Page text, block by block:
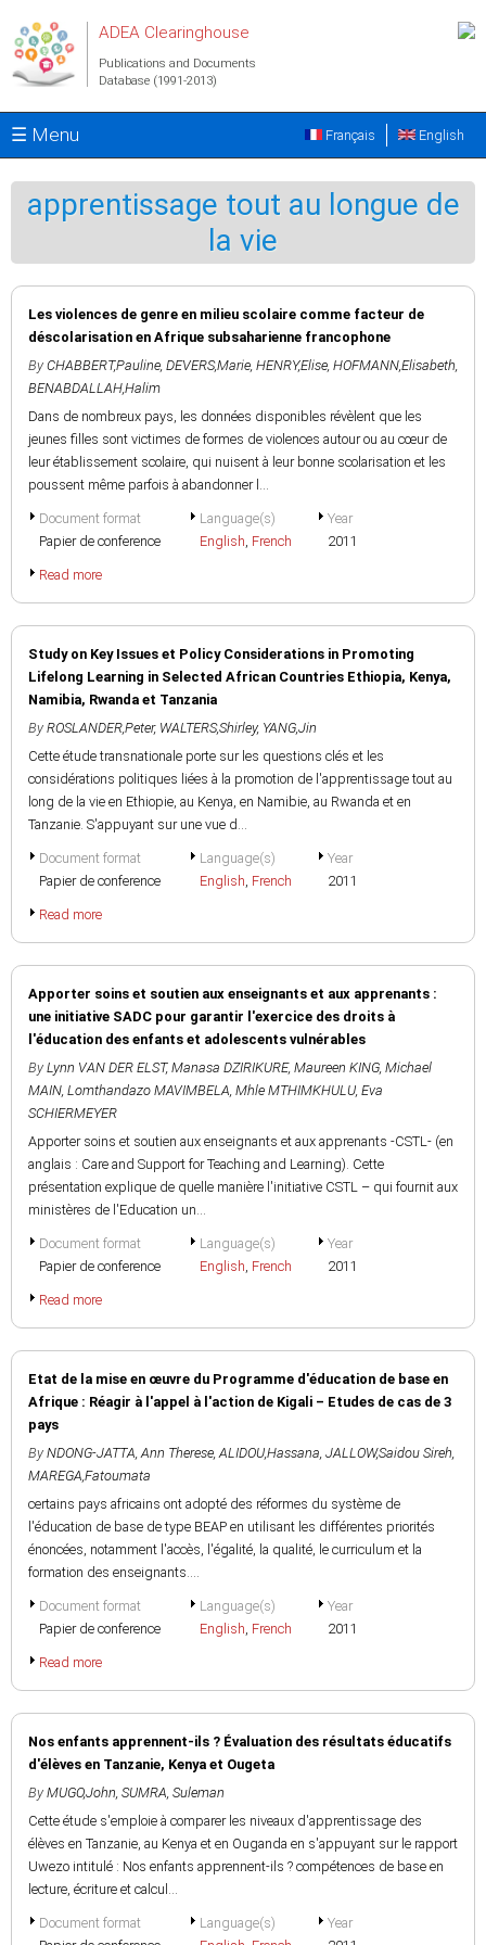
ADEA Clearinghouse
Publications and Documents
Database (1991-2013)
☰ Menu English
Français
apprentissage tout au longue de
la vie
Les violences de genre en milieu scolaire comme facteur de
déscolarisation en Afrique subsaharienne francophone
By CHABBERT,Pauline, DEVERS,Marie, HENRY,Elise, HOFMANN,Elisabeth,
BENABDALLAH,Halim
Dans de nombreux pays, les données disponibles révèlent que les
jeunes filles sont victimes de formes de violences autour ou au cœur de
leur établissement scolaire, qui nuisent à leur bonne scolarisation et les
poussent même parfois à abandonner l...
Document format
Papier de conference
Language(s)
English, French
Year
2011
Read more
Study on Key Issues et Policy Considerations in Promoting
Lifelong Learning in Selected African Countries Ethiopia, Kenya,
Namibia, Rwanda et Tanzania
By ROSLANDER,Peter, WALTERS,Shirley, YANG,Jin
Cette étude transnationale porte sur les questions clés et les
considérations politiques liées à la promotion de l'apprentissage tout au
long de la vie en Ethiopie, au Kenya, en Namibie, au Rwanda et en
Tanzanie. S'appuyant sur une vue d...
Document format
Papier de conference
Language(s)
English, French
Year
2011
Read more
Apporter soins et soutien aux enseignants et aux apprenants :
une initiative SADC pour garantir l'exercice des droits à
l'éducation des enfants et adolescents vulnérables
By Lynn VAN DER ELST, Manasa DZIRIKURE, Maureen KING, Michael
MAIN, Lomthandazo MAVIMBELA, Mhle MTHIMKHULU, Eva
SCHIERMEYER
Apporter soins et soutien aux enseignants et aux apprenants -CSTL- (en
anglais : Care and Support for Teaching and Learning). Cette
présentation explique de quelle manière l'initiative CSTL – qui fournit aux
ministères de l'Education un...
Document format
Papier de conference
Language(s)
English, French
Year
2011
Read more
Etat de la mise en œuvre du Programme d'éducation de base en
Afrique : Réagir à l'appel à l'action de Kigali – Etudes de cas de 3
pays
By NDONG-JATTA, Ann Therese,ALIDOU,Hassana, JALLOW,Saidou Sireh,
MAREGA,Fatoumata
certains pays africains ont adopté des réformes du système de
l'éducation de base de type BEAP en utilisant les différentes priorités
énoncées, notamment l'accès, l'égalité, la qualité, le curriculum et la
formation des enseignants....
Document format
Papier de conference
Language(s)
English, French
Year
2011
Read more
Nos enfants apprennent-ils ? Évaluation des résultats éducatifs
d'élèves en Tanzanie, Kenya et Ougeta
By MUGO,John, SUMRA, Suleman
Cette étude s'emploie à comparer les niveaux d'apprentissage des
élèves en Tanzanie, au Kenya et en Ouganda en s'appuyant sur le rapport
Uwezo intitulé : Nos enfants apprennent-ils ? compétences de base en
lecture, écriture et calcul...
Document format
Language(s)
Year